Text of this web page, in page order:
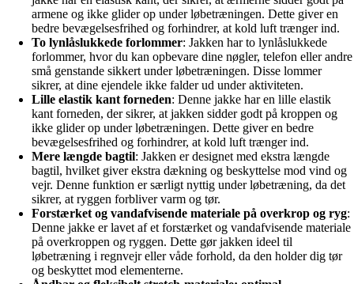
armene og ikke glider op under løbetræningen. Dette giver en
bedre bevægelsesfrihed og forhindrer, at kold luft trænger ind.
To lynlåslukkede forlommer: Jakken har to lynlåslukkede
forlommer, hvor du kan opbevare dine nøgler, telefon eller andre
små genstande sikkert under løbetræningen. Disse lommer
sikrer, at dine ejendele ikke falder ud under aktiviteten.
Lille elastik kant forneden: Denne jakke har en lille elastik
kant forneden, der sikrer, at jakken sidder godt på kroppen og
ikke glider op under løbetræningen. Dette giver en bedre
bevægelsesfrihed og forhindrer, at kold luft trænger ind.
Mere længde bagtil: Jakken er designet med ekstra længde
bagtil, hvilket giver ekstra dækning og beskyttelse mod vind og
vejr. Denne funktion er særligt nyttig under løbetræning, da det
sikrer, at ryggen forbliver varm og tør.
Forstærket og vandafvisende materiale på overkrop og ryg:
Denne jakke er lavet af et forstærket og vandafvisende materiale
på overkroppen og ryggen. Dette gør jakken ideel til
løbetræning i regnvejr eller våde forhold, da den holder dig tør
og beskyttet mod elementerne.